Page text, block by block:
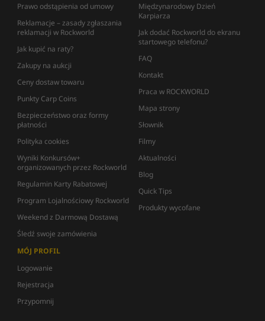
Prawo odstąpienia od umowy
Reklamacje – zasady zgłaszania
reklamacji w Rockworld
Jak kupić na raty?
Zakupy na aukcji
Ceny dostaw towaru
Punkty Carp Coins
Bezpieczeństwo oraz formy
płatności
Polityka cookies
Wyniki Konkursów+
organizowanych przez Rockworld
Regulamin Karty Rabatowej
Program Lojalnościowy Rockworld
Weekend z Darmową Dostawą
Śledź swoje zamówienia
Międzynarodowy Dzień
Karpiarza
Jak dodać Rockworld do ekranu
startowego telefonu?
FAQ
Kontakt
Praca w ROCKWORLD
Mapa strony
Słownik
Filmy
Aktualności
Blog
Quick Tips
Produkty wycofane
MÓJ PROFIL
Logowanie
Rejestracja
Przypomnij